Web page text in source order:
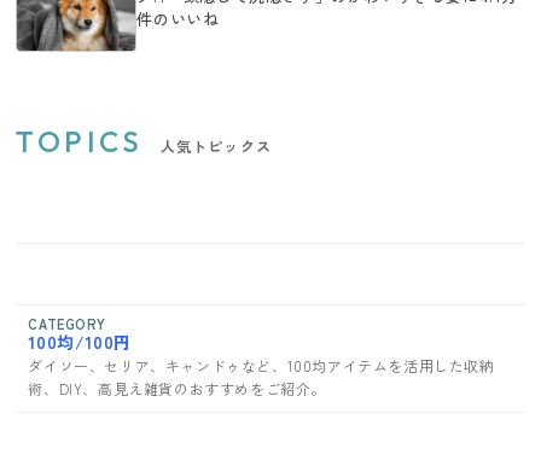
件のいいね
TOPICS 人気トピックス
CATEGORY
100均/100円
ダイソー、セリア、キャンドゥなど、100均アイテムを活用した収納
術、DIY、高見え雑貨のおすすめをご紹介。